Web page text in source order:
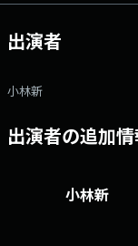
時…ラジオの中に現れ
とラジオ愛を以て、活
▽17:21〜 【 17時
す。 ▽17:36〜 【 17
ッセージフォーム：
出演者
小林新
出演者の追加
小林新